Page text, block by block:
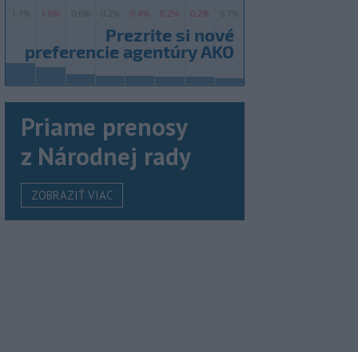
Priame prenosy
z Národnej rady
ZOBRAZIŤ VIAC